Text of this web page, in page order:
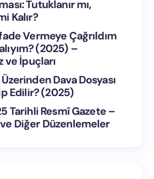
Tutuklanır mı,
Kalır?
Vermeye Çağrıldım
(2025) –
ve İpuçları
Dava Dosyası
Edilir? (2025)
Tarihli Resmî Gazete –
Diğer Düzenlemeler